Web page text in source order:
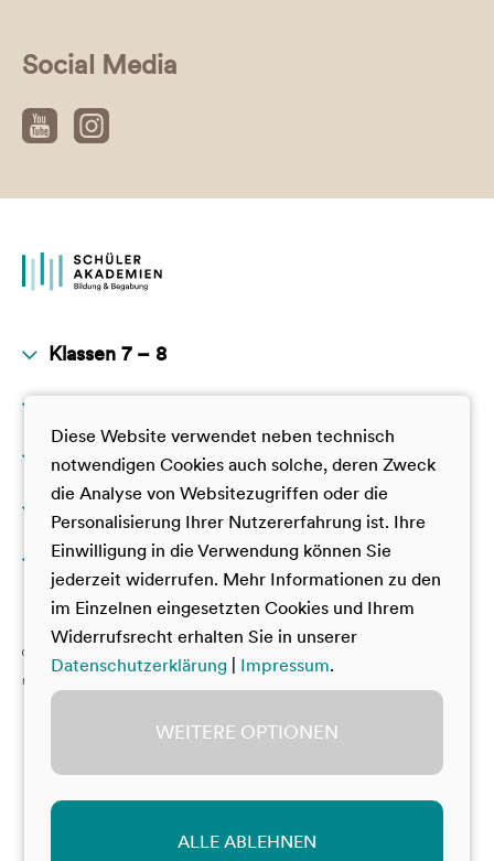
Social Media
Klassen 7 – 8
GamesTalente
TalentAkademie
JuniorAkademie
GamesTalente
TalentAkademie
VorbilderAkademie
Deutsche SchülerAkademie
Dt.-Frz. Jugendcamp China
Klassen 11 – 12
GamesTalente
Deutsche SchülerAkademie
Dt.-Frz. Jugendcamp China
Darüber hinaus
SUPER YOU
Über uns
Mitwirken bei den Akademien
Materialien zum Download
Team Akademien
© Bildung & Begabung
Datenschutz
Diese Website verwendet neben technisch
notwendigen Cookies auch solche, deren Zweck
die Analyse von Websitezugriffen oder die
Personalisierung Ihrer Nutzererfahrung ist. Ihre
Einwilligung in die Verwendung können Sie
jederzeit widerrufen. Mehr Informationen zu den
im Einzelnen eingesetzten Cookies und Ihrem
Widerrufsrecht erhalten Sie in unserer
Datenschutzerklärung
Impressum.
WEITERE OPTIONEN
ALLE ABLEHNEN